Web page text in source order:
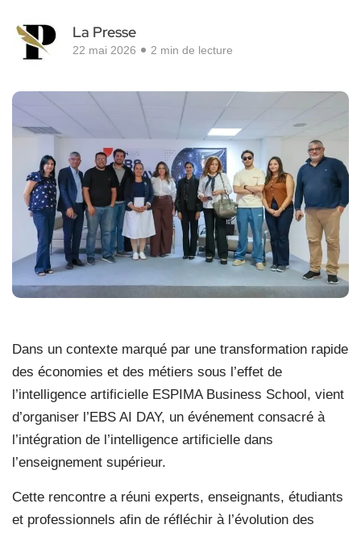
La Presse
22 mai 2026 2 min de lecture
Dans un contexte marqué par une transformation rapide
des économies et des métiers sous l’effet de
l’intelligence artificielle ESPIMA Business School, vient
d’organiser l’EBS AI DAY, un événement consacré à
l’intégration de l’intelligence artificielle dans
l’enseignement supérieur.
Cette rencontre a réuni experts, enseignants, étudiants
et professionnels afin de réfléchir à l’évolution des